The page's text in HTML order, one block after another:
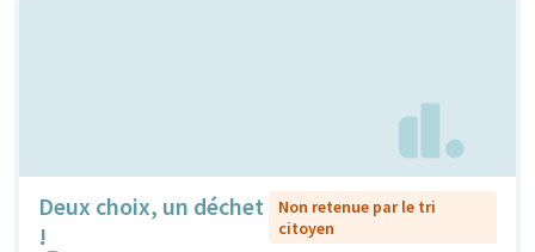
Deux choix, un déchet
!
Non retenue par le tri
citoyen